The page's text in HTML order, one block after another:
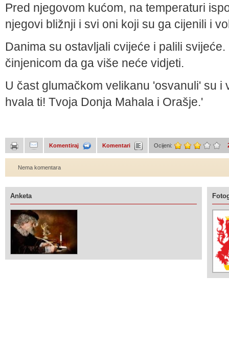
Pred njegovom kućom, na temperaturi
njegovi bližnji i svi oni koji su ga cijenili i
Danima su ostavljali cvijeće i palili
činjenicom da ga više neće vidjeti.
U čast glumačkom velikanu 'osvanuli' su i
hvala ti! Tvoja Donja Mahala i Orašje.'
Komentiraj Komentari Ocijeni:
Nema komentara
Anketa